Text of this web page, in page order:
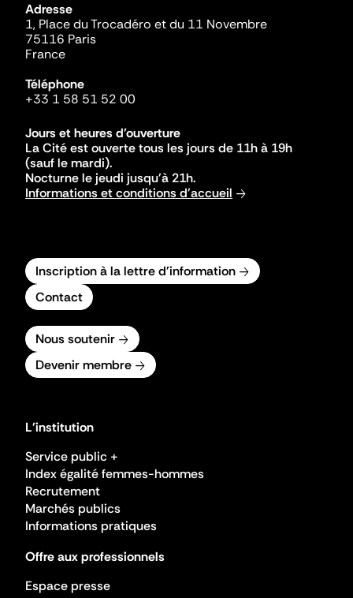
Adresse
1, Place du Trocadéro et du 11 Novembre
75116 Paris
France
Téléphone
+33 1 58 51 52 00
Jours et heures d'ouverture
La Cité est ouverte tous les jours de 11h à 19h
(sauf le mardi).
Nocturne le jeudi jusqu'à 21h.
Informations et conditions d'accueil
Inscription à la lettre d'information
Contact
Nous soutenir
Devenir membre
L'institution
Service public +
Index égalité femmes-hommes
Recrutement
Marchés publics
Informations pratiques
Offre aux professionnels
Espace presse